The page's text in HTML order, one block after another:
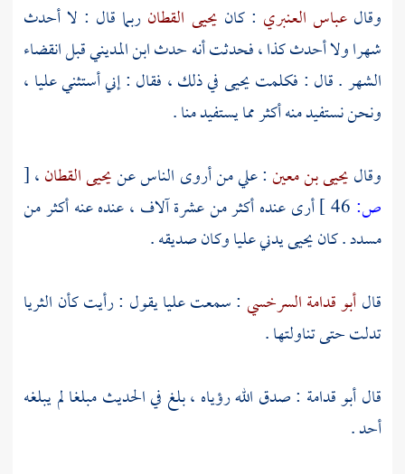
وقالعباس العنبري : كان يحيى القطان ربما قال : لا أحدث
شهرا ولا أحدث كذا ، فحدثت أنه حدثابن المدينيقبل انقضاء
الشهر . قال : فكلمتيحيىفي ذلك ، فقال : إني أستثني عليا ،
ونحن نستفيد منه أكثر مما يستفيد منا .
وقاليحيى بن معين: علي من أروى الناس عنيحيى القطان،[
ص:
أرى عنده أكثر من عشرة آلاف ، عنده عنه أكثر من
مسدد . كانيحيىيدنيعلياوكان صديقه .
قالأبو قدامة السرخسي : سمعتعليايقول : رأيت كأن الثريا
تدلت حتى تناولتها .
قالأبو قدامة : صدق الله رؤياه ، بلغ في الحديث مبلغا لم يبلغه
أحد .